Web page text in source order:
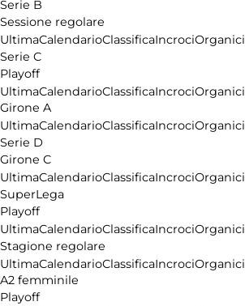
Serie B
Sessione regolare
UltimaCalendarioClassificaIncrociOrganici
Serie C
Playoff
UltimaCalendarioClassificaIncrociOrganici
Girone A
UltimaCalendarioClassificaIncrociOrganici
Serie D
Girone C
UltimaCalendarioClassificaIncrociOrganici
SuperLega
Playoff
UltimaCalendarioClassificaIncrociOrganici
Stagione regolare
UltimaCalendarioClassificaIncrociOrganici
A2 femminile
Playoff